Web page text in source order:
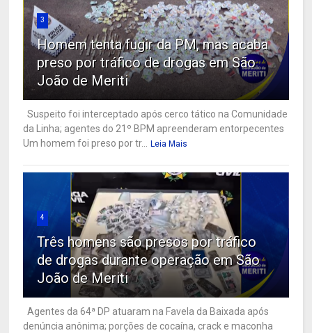
3
Homem tenta fugir da PM, mas acaba
preso por tráfico de drogas em São
João de Meriti
Suspeito foi interceptado após cerco tático na Comunidade
da Linha; agentes do 21º BPM apreenderam entorpecentes
Um homem foi preso por tr... Leia Mais
4
Três homens são presos por tráfico
de drogas durante operação em São
João de Meriti
Agentes da 64ª DP atuaram na Favela da Baixada após
denúncia anônima; porções de cocaína, crack e maconha